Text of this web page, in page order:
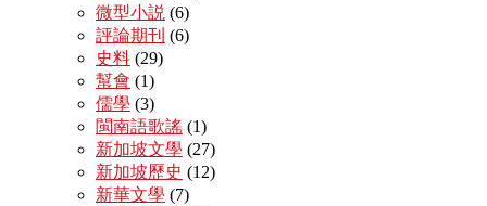
微型小説 (6)
評論期刊 (6)
史料 (29)
幫會 (1)
儒學 (3)
閩南語歌謠 (1)
新加坡文學 (27)
新加坡歷史 (12)
新華文學 (7)